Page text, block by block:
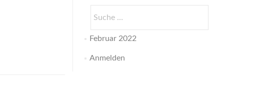
nach:
Februar 2022
Anmelden